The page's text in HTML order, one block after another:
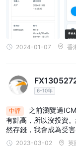
2024-01-07 香
6-10年
中評
之前瀏覽過
有點高，所以沒投資
然存錢，我會成為受
2023-03-02 英